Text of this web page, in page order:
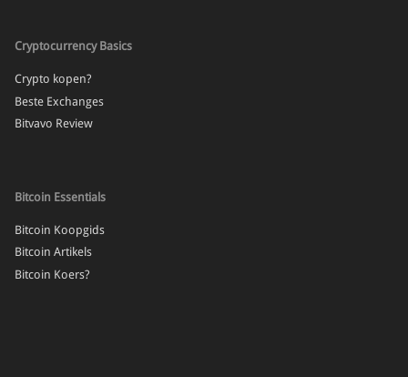
Cryptocurrency Basics
Crypto kopen?
Beste Exchanges
Bitvavo Review
Bitcoin Essentials
Bitcoin Koopgids
Bitcoin Artikels
Bitcoin Koers?